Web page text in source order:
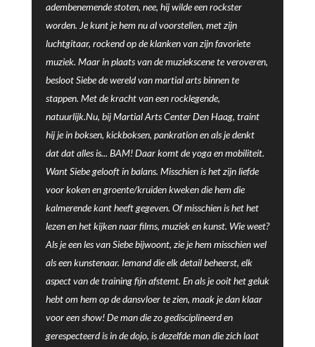
adembenemende stoten, nee, hij wilde een rockster
worden. Je kunt je hem nu al voorstellen, met zijn
luchtgitaar, rockend op de klanken van zijn favoriete
muziek. Maar in plaats van de muziekscene te veroveren,
besloot Siebe de wereld van martial arts binnen te
stappen. Met de kracht van een rocklegende,
natuurlijk.Nu, bij Martial Arts Center Den Haag, traint
hij je in boksen, kickboksen, pankration en als je denkt
dat dat alles is... BAM! Daar komt de yoga en mobiliteit.
Want Siebe gelooft in balans. Misschien is het zijn liefde
voor koken en groente/kruiden kweken die hem die
kalmerende kant heeft gegeven. Of misschien is het het
lezen en het kijken naar films, muziek en kunst. Wie weet?
Als je een les van Siebe bijwoont, zie je hem misschien wel
als een kunstenaar. Iemand die elk detail beheerst, elk
aspect van de training fijn afstemt. En als je ooit het geluk
hebt om hem op de dansvloer te zien, maak je dan klaar
voor een show! De man die zo gedisciplineerd en
gerespecteerd is in de dojo, is dezelfde man die zich laat